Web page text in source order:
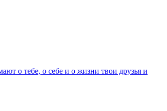
о тебе, о себе и о жизни твои друзья и